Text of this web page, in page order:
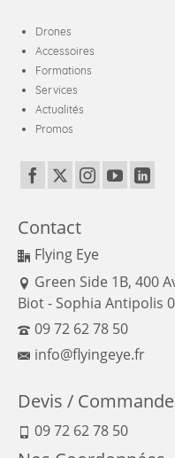
Drones
Accessoires
Formations
Services
Actualités
Promos
Contact
Flying Eye
Green Side 1B, 400
Biot - Sophia Antipolis
09 72 62 78 50
info@flyingeye.fr
Devis / Commande
09 72 62 78 50